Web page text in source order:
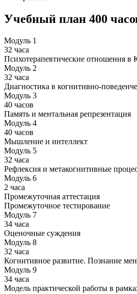
Учебный план 400
Модуль 1
32 часа
Психотерапевтические отношения
Модуль 2
32 часа
Диагностика в когнитивно-
Модуль 3
40 часов
Память и ментальная репрезентация
Модуль 4
40 часов
Мышление и интеллект
Модуль 5
32 часа
Рефлексия и метакогнитивные
Модуль 6
2 часа
Промежуточная аттестация
Промежуточное тестирование
Модуль 7
34 часа
Оценочные суждения
Модуль 8
32 часа
Когнитивное развитие. Познание
Модуль 9
34 часа
Модель практической работы в